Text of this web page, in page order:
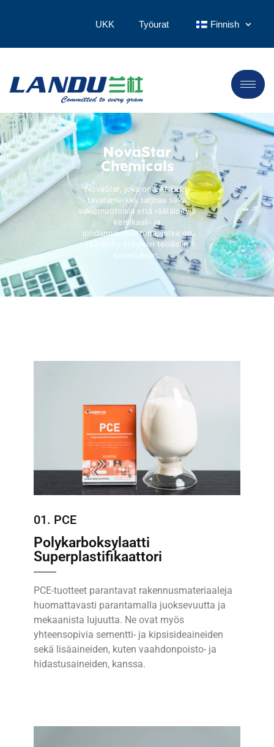
UKK Työurat Finnish
NovaStar
Chemicals
NovaStar, joka on LANDU:n
tavaramerkki, tarjoaa sekä
vakiomuotoisia että räätälöityjä
kemikaali- ja
johdannaistuotteita, jotka on
räätälöity erityisiin teollisiin
sovelluksiin.
01. PCE
Polykarboksylaatti
Superplastifikaattori
PCE-tuotteet parantavat rakennusmateriaaleja
huomattavasti parantamalla juoksevuutta ja
mekaanista lujuutta. Ne ovat myös
yhteensopivia sementti- ja kipsisideaineiden
sekä lisäaineiden, kuten vaahdonpoisto- ja
hidastusaineiden, kanssa.